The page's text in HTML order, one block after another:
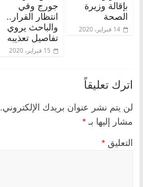
بإقالة وزيرة
الصحة
14 فبراير، 2020
جورج وفي
انتظار القرار..
والباحث يروي
تفاصيل تعذيبه
15 فبراير، 2020
اترك تعليقاً
لن يتم نشر عنوان بريدك الإلكتروني.
مشار إليها بـ *
التعليق *